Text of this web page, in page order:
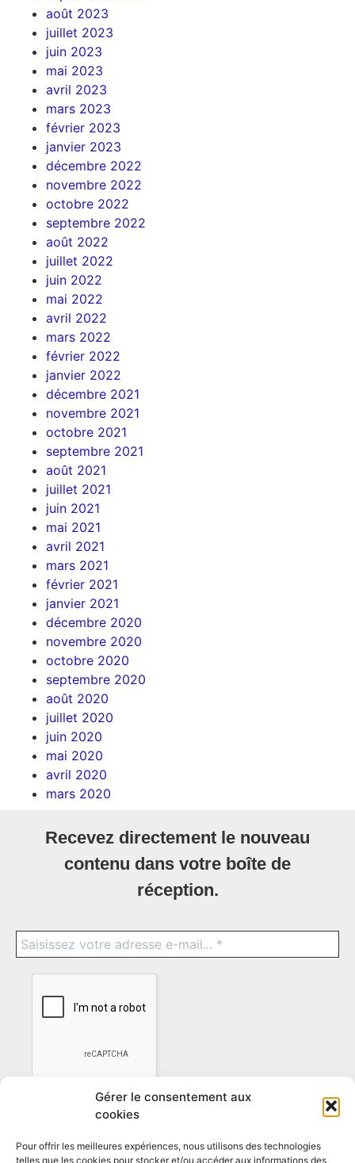
Gérer le consentement aux
cookies
Pour offrir les meilleures expériences, nous utilisons des technologies
telles que les cookies pour stocker et/ou accéder aux informations des
août 2023
juillet 2023
juin 2023
mai 2023
avril 2023
mars 2023
février 2023
janvier 2023
décembre 2022
novembre 2022
octobre 2022
septembre 2022
août 2022
juillet 2022
juin 2022
mai 2022
avril 2022
mars 2022
février 2022
janvier 2022
décembre 2021
novembre 2021
octobre 2021
septembre 2021
août 2021
juillet 2021
juin 2021
mai 2021
avril 2021
mars 2021
février 2021
janvier 2021
décembre 2020
novembre 2020
octobre 2020
septembre 2020
août 2020
juillet 2020
juin 2020
mai 2020
avril 2020
mars 2020
Recevez directement le nouveau
contenu dans votre boîte de
réception.